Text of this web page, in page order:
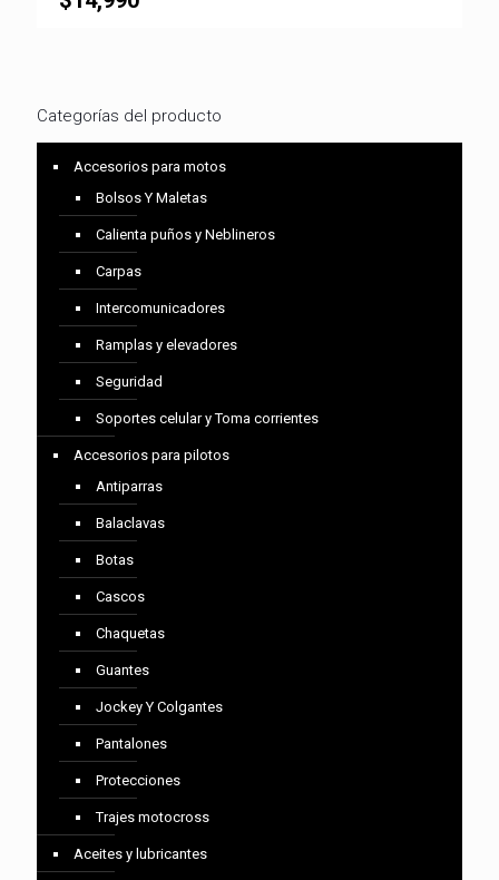
Categorías del producto
Accesorios para motos
Bolsos Y Maletas
Calienta puños y Neblineros
Carpas
Intercomunicadores
Ramplas y elevadores
Seguridad
Soportes celular y Toma corrientes
Accesorios para pilotos
Antiparras
Balaclavas
Botas
Cascos
Chaquetas
Guantes
Jockey Y Colgantes
Pantalones
Protecciones
Trajes motocross
Aceites y lubricantes